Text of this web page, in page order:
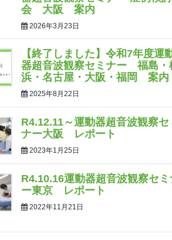
会 大阪 案内
2026年3月23日
【終了しました】令和7年度運
器超音波観察セミナー 福島・
浜・名古屋・大阪・福岡 案内
2025年8月22日
R4.12.11～運動器超音波観察セ
ナー大阪 レポート
2023年1月25日
R4.10.16運動器超音波観察セミ
ー東京 レポート
2022年11月21日